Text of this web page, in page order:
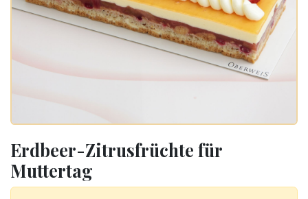
Erdbeer-Zitrusfrüchte für
Muttertag